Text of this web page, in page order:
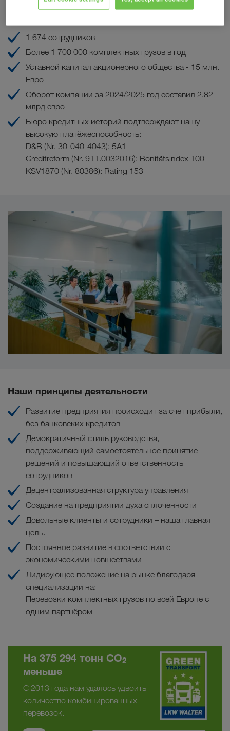
герба — награды за особые заслуги в области
1 674 сотрудников
Более 1 700 000 комплектных грузов в год
Уставной капитал акционерного общества - 15 млн.
Евро
Оборот компании за 2024/2025 год составил 2,82
млрд евро
Бюро кредитных историй подтверждают нашу
высокую платёжеспособность:
D&B (Nr. 30-040-4043): 5A1
Creditreform (Nr. 911.0032016): Bonitätsindex 100
KSV1870 (Nr. 80386): Rating 153
Наши принципы деятельности
Развитие предприятия происходит за счет прибыли,
без банковских кредитов
Демократичный стиль руководства,
поддерживающий самостоятельное принятие
решений и повышающий ответственность
сотрудников
Децентрализованная структура управления
Создание на предприятии духа сплоченности
Довольные клиенты и сотрудники – наша главная
цель.
Постоянное развитие в соответствии с
экономическими новшествами
Лидирующее положение на рынке благодаря
специализации на:
Перевозки комплектных грузов по всей Европе c
одним партнёром
На 375 294 тонн CO2
меньше
С 2013 года нам удалось удвоить
количество комбинированных
перевозок.